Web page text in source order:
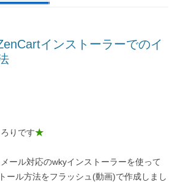
インストーラーでのイ
りです★
ール対応のwkyインストーラーを使って
ール方法をフラッシュ(動画)で作成しまし